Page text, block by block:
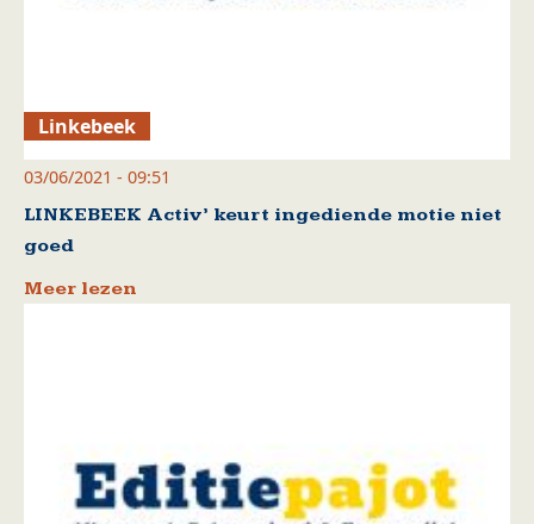
Linkebeek
03/06/2021 - 09:51
LINKEBEEK Activ’ keurt ingediende motie niet
goed
Meer lezen